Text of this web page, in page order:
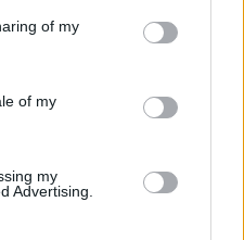
of my
of my
my
Advertising.
57% - Τα νέα στοιχήματα σε
στα 550 εκατ. ευρώ – Καθαρά